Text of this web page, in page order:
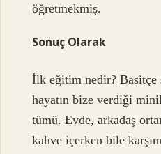
öğretmekmiş.
Sonuç Olarak
İlk eğitim nedir? Basitçe
hayatın bize verdiği
tümü. Evde, arkadaş
kahve içerken bile